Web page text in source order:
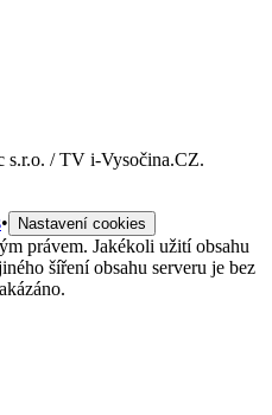
s.r.o. / TV i-Vysočina.CZ.
• Nastavení cookies
právem. Jakékoli užití obsahu
šíření obsahu serveru je bez